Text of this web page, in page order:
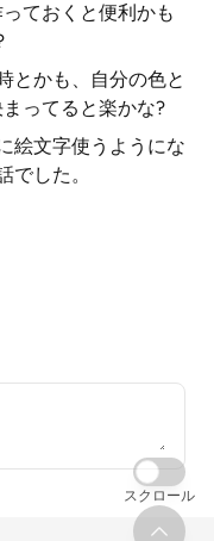
ておくと便利かも
とかも、自分の色と
ってると楽かな?
絵文字使うようにな
でした。
スクロール